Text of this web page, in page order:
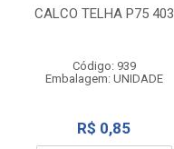
CALCO TELHA P75 403
Código: 939
Embalagem: UNIDADE
R$ 0,85